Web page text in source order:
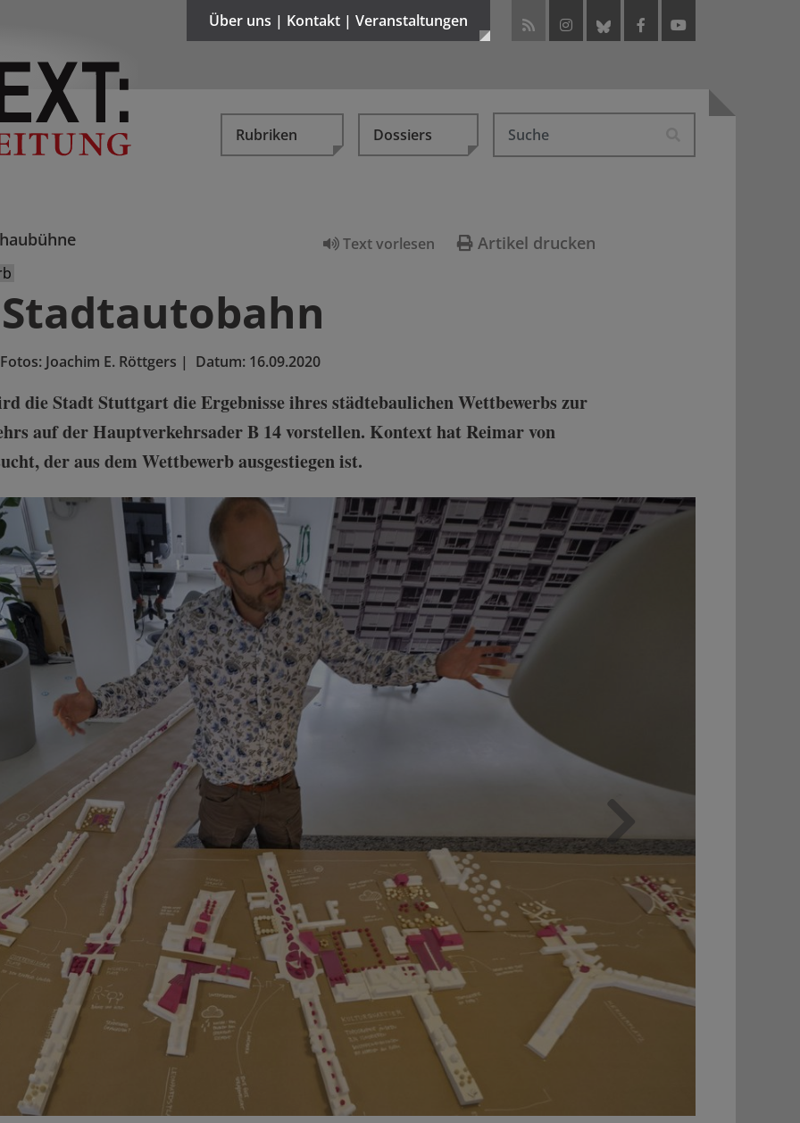
Über uns | Kontakt | Veranstaltungen
Rubriken Dossiers
Text vorlesen Artikel drucken
Fotos: Joachim E. Röttgers | Datum: 16.09.2020
die Stadt Stuttgart die Ergebnisse ihres städtebaulichen Wettbewerbs zur
auf der Hauptverkehrsader B 14 vorstellen. Kontext hat Reimar von
der aus dem Wettbewerb ausgestiegen ist.
Weiter